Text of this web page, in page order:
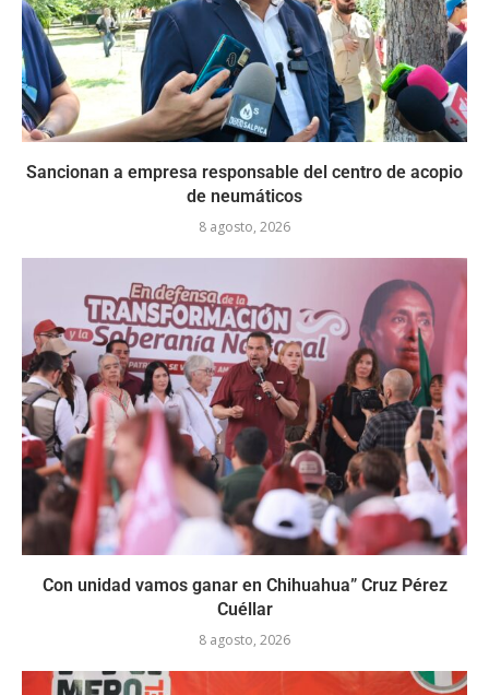
Sancionan a empresa responsable del centro de acopio
de neumáticos
8 agosto, 2026
Con unidad vamos ganar en Chihuahua” Cruz Pérez
Cuéllar
8 agosto, 2026